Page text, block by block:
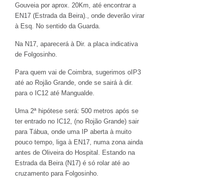
Gouveia por aprox. 20Km, até encontrar a
EN17 (Estrada da Beira)., onde deverão virar
à Esq. No sentido da Guarda.
Na N17, aparecerá à Dir. a placa indicativa
de Folgosinho.
Para quem vai de Coimbra, sugerimos oIP3
até ao Rojão Grande, onde se sairá à dir.
para o IC12 até Mangualde.
Uma 2ª hipótese será: 500 metros após se
ter entrado no IC12, (no Rojão Grande) sair
para Tábua, onde uma IP aberta à muito
pouco tempo, liga à EN17, numa zona ainda
antes de Oliveira do Hospital. Estando na
Estrada da Beira (N17) é só rolar até ao
cruzamento para Folgosinho.